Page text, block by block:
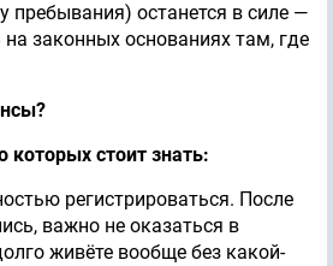
пребывания) останется в силе —
законных основаниях там, где
стоит знать:
регистрироваться. После
важно не оказаться в
живёте вообще без какой-